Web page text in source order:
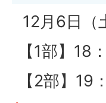
12月6日（
【1部】18
【2部】19